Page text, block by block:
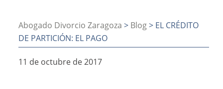
Abogado Divorcio Zaragoza > Blog> EL CRÉDITO
DE PARTICIÓN: EL PAGO
11 de octubre de 2017